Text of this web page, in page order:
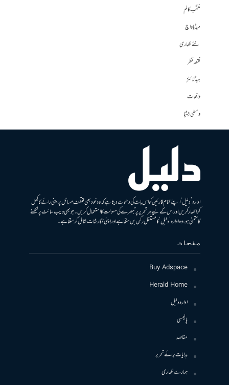
منتخب کالم
میڈیا واچ
نئے لکھاری
نقطہ نظر
ہیڈلائنز
واقعات
وسطی ایشیا
ادارہ ’دلیل‘ اپنے تمام قارئین کو اس بات کی دعوت دیتا ہے کہ وہ خود بھی مختلف مسائل پر اپنی رائے کا کھل
کر اظہار کریں اور اس کے لیے ہر تحریر پر تبصرے کی سہولت کا استعمال کریں۔ جو بھی ویب سائٹ پر لکھنے
کا متمنی ہو، وہ ادارہ ’دلیل‘ کا مستقل رکن بن سکتا ہے اور اپنی نگارشات شامل کرسکتا ہے۔
صفحات
Buy Adspace
Herald Home
ادارہ دلیل
پالیسی
مقاصد
ہدایات برائے تحریر
ہمارے لکھاری